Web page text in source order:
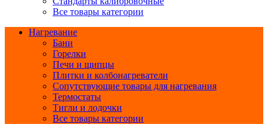
Все товары категории
Нагревание
Бани
Горелки
Печи и щипцы
Плитки и колбонагреватели
Сопутствующие товары для нагревания
Термостаты
Тигли и лодочки
Все товары категории